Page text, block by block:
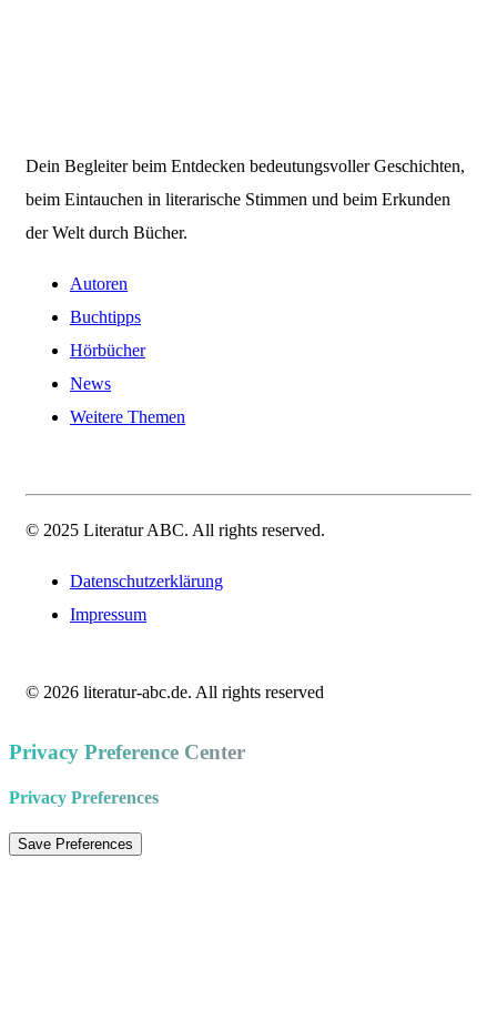
Dein Begleiter beim Entdecken bedeutungsvoller Geschichten,
beim Eintauchen in literarische Stimmen und beim Erkunden
der Welt durch Bücher.
Autoren
Buchtipps
Hörbücher
News
Weitere Themen
© 2025 Literatur ABC. All rights reserved.
Datenschutzerklärung
Impressum
© 2026 literatur-abc.de. All rights reserved
Privacy Preference Center
Privacy Preferences